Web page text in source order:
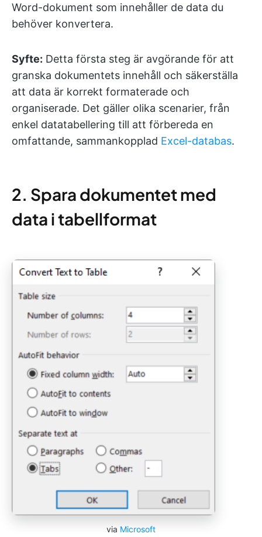
Word-dokument som innehåller de data du
behöver konvertera.
Syfte: Detta första steg är avgörande för att
granska dokumentets innehåll och säkerställa
att data är korrekt formaterade och
organiserade. Det gäller olika scenarier, från
enkel datatabellering till att förbereda en
omfattande, sammankopplad Excel-databas.
2. Spara dokumentet med
data i tabellformat
via Microsoft